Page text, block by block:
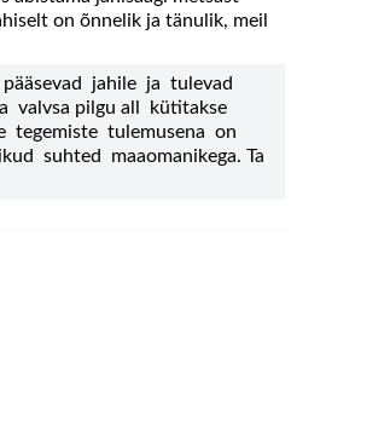
on õnnelik ja tänulik, meil
pääsevad jahile ja tulevad
valvsa pilgu all kütitakse
tegemiste tulemusena on
suhted maaomanikega. Ta